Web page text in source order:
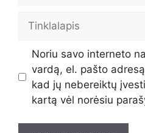
Noriu savo interneto
vardą, el. pašto
kad jų nebereiktų
kartą vėl norėsiu